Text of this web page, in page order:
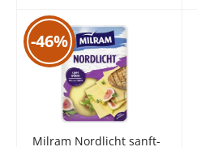
-46%
Milram Nordlicht sanft-